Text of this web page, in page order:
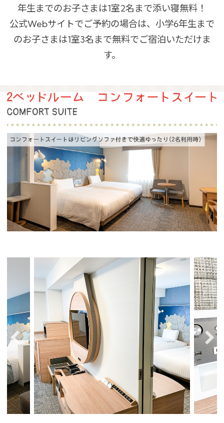
年生までのお子さまは1室2名まで添い寝無料！
公式Webサイトでご予約の場合は、小学6年生まで
のお子さまは1室3名まで無料でご宿泊いただけま
す。